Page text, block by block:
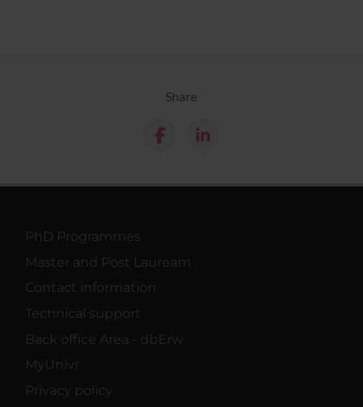
Share
PhD Programmes
Master and Post Lauream
Contact information
Technical support
Back office Area - dbErw
MyUnivr
Privacy policy